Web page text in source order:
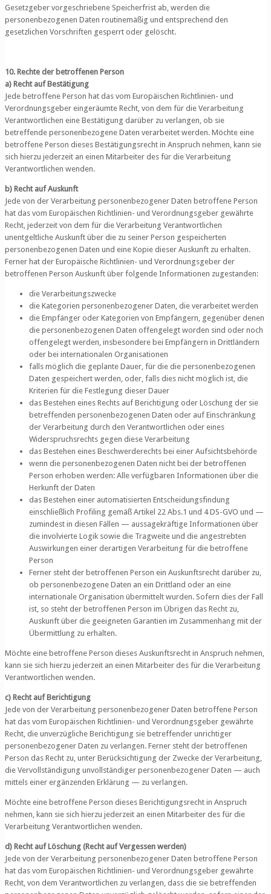
Gesetzgeber vorgeschriebene Speicherfrist ab, werden die
personenbezogenen Daten routinemäßig und entsprechend den
gesetzlichen Vorschriften gesperrt oder gelöscht.
10. Rechte der betroffenen Person
a) Recht auf Bestätigung
Jede betroffene Person hat das vom Europäischen Richtlinien- und
Verordnungsgeber eingeräumte Recht, von dem für die Verarbeitung
Verantwortlichen eine Bestätigung darüber zu verlangen, ob sie
betreffende personenbezogene Daten verarbeitet werden. Möchte eine
betroffene Person dieses Bestätigungsrecht in Anspruch nehmen, kann sie
sich hierzu jederzeit an einen Mitarbeiter des für die Verarbeitung
Verantwortlichen wenden.
b) Recht auf Auskunft
Jede von der Verarbeitung personenbezogener Daten betroffene Person
hat das vom Europäischen Richtlinien- und Verordnungsgeber gewährte
Recht, jederzeit von dem für die Verarbeitung Verantwortlichen
unentgeltliche Auskunft über die zu seiner Person gespeicherten
personenbezogenen Daten und eine Kopie dieser Auskunft zu erhalten.
Ferner hat der Europäische Richtlinien- und Verordnungsgeber der
betroffenen Person Auskunft über folgende Informationen zugestanden:
die Verarbeitungszwecke
die Kategorien personenbezogener Daten, die verarbeitet werden
die Empfänger oder Kategorien von Empfängern, gegenüber denen
die personenbezogenen Daten offengelegt worden sind oder noch
offengelegt werden, insbesondere bei Empfängern in Drittländern
oder bei internationalen Organisationen
falls möglich die geplante Dauer, für die die personenbezogenen
Daten gespeichert werden, oder, falls dies nicht möglich ist, die
Kriterien für die Festlegung dieser Dauer
das Bestehen eines Rechts auf Berichtigung oder Löschung der sie
betreffenden personenbezogenen Daten oder auf Einschränkung
der Verarbeitung durch den Verantwortlichen oder eines
Widerspruchsrechts gegen diese Verarbeitung
das Bestehen eines Beschwerderechts bei einer Aufsichtsbehörde
wenn die personenbezogenen Daten nicht bei der betroffenen
Person erhoben werden: Alle verfügbaren Informationen über die
Herkunft der Daten
das Bestehen einer automatisierten Entscheidungsfindung
einschließlich Profiling gemäß Artikel 22 Abs.1 und 4 DS-GVO und —
zumindest in diesen Fällen — aussagekräftige Informationen über
die involvierte Logik sowie die Tragweite und die angestrebten
Auswirkungen einer derartigen Verarbeitung für die betroffene
Person
Ferner steht der betroffenen Person ein Auskunftsrecht darüber zu,
ob personenbezogene Daten an ein Drittland oder an eine
internationale Organisation übermittelt wurden. Sofern dies der Fall
ist, so steht der betroffenen Person im Übrigen das Recht zu,
Auskunft über die geeigneten Garantien im Zusammenhang mit der
Übermittlung zu erhalten.
Möchte eine betroffene Person dieses Auskunftsrecht in Anspruch nehmen,
kann sie sich hierzu jederzeit an einen Mitarbeiter des für die Verarbeitung
Verantwortlichen wenden.
c) Recht auf Berichtigung
Jede von der Verarbeitung personenbezogener Daten betroffene Person
hat das vom Europäischen Richtlinien- und Verordnungsgeber gewährte
Recht, die unverzügliche Berichtigung sie betreffender unrichtiger
personenbezogener Daten zu verlangen. Ferner steht der betroffenen
Person das Recht zu, unter Berücksichtigung der Zwecke der Verarbeitung,
die Vervollständigung unvollständiger personenbezogener Daten — auch
mittels einer ergänzenden Erklärung — zu verlangen.
Möchte eine betroffene Person dieses Berichtigungsrecht in Anspruch
nehmen, kann sie sich hierzu jederzeit an einen Mitarbeiter des für die
Verarbeitung Verantwortlichen wenden.
d) Recht auf Löschung (Recht auf Vergessen werden)
Jede von der Verarbeitung personenbezogener Daten betroffene Person
hat das vom Europäischen Richtlinien- und Verordnungsgeber gewährte
Recht, von dem Verantwortlichen zu verlangen, dass die sie betreffenden